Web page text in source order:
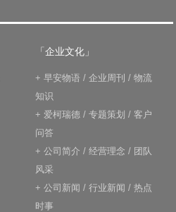
「企业文化」
+ 早安物语 / 企业周刊 / 物流
知识
+ 爱柯瑞德 / 专题策划 / 客户
问答
+ 公司简介 / 经营理念 / 团队
风采
+ 公司新闻 / 行业新闻 / 热点
时事